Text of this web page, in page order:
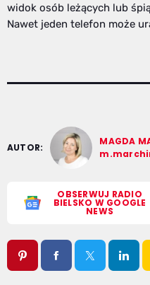
widok osób leżących lub
Nawet jeden telefon może
AUTOR:
MAGDA
OBSERWUJ RADIO
BIELSKO W GOOGLE
NEWS